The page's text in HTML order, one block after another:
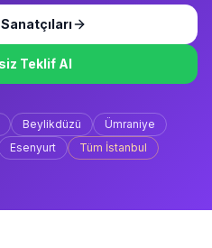
Sanatçıları
Teklif Al
Beylikdüzü
Ümraniye
Esenyurt Tüm İstanbul